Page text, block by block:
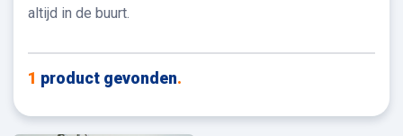
altijd in de buurt.
1 product gevonden.